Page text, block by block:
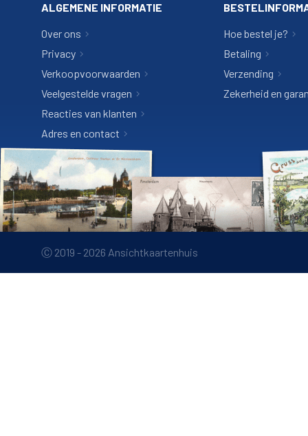
ALGEMENE INFORMATIE
Over ons
Privacy
Verkoopvoorwaarden
Veelgestelde vragen
Reacties van klanten
Adres en contact
Hoe bestel je?
Betaling
Verzending
Zekerheid en
Ⓒ 2019 - 2026 Ansichtkaartenhuis